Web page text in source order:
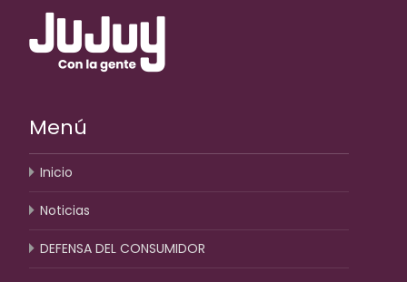
Menú
Inicio
Noticias
DEFENSA DEL CONSUMIDOR